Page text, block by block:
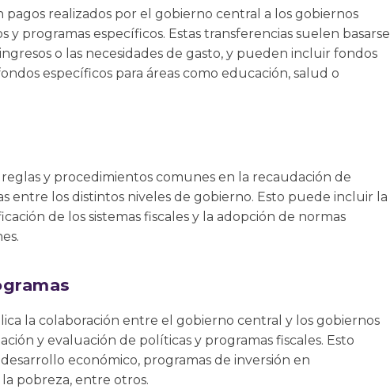
realizados por el gobierno central a los gobiernos
y programas específicos. Estas transferencias suelen basarse
o las necesidades de gasto, y pueden incluir fondos
específicos para áreas como educación, salud o
y procedimientos comunes en la recaudación de
entre los distintos niveles de gobierno. Esto puede incluir la
de los sistemas fiscales y la adopción de normas
la colaboración entre el gobierno central y los gobiernos
y evaluación de políticas y programas fiscales. Esto
económico, programas de inversión en
pobreza, entre otros.